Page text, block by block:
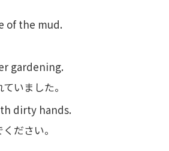
of the mud.
gardening.
いました。
dirty hands.
ださい。